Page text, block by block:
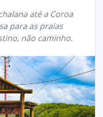
até a Coroa
para as praias
não caminho.